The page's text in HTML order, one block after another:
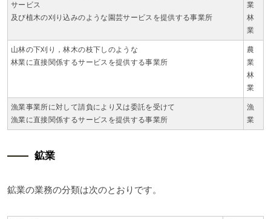
サービス
及び植木の刈り込みのような園芸サービスを提供する事業所
業
林
業
山林の下刈り，林木の枝下しのような
林業に直接関係するサービスを提供する事業所
農
業
林
業
漁業事業所に対して請負により又は委託を受けて
漁業に直接関係するサービスを提供する事業所
漁
業
鉱業
鉱業の業務の分類は次のとおりです。